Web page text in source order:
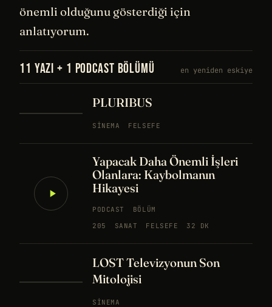
önemli olduğunu gösterdiği için
anlatıyorum.
11 YAZI + 1 PODCAST BÖLÜMÜ en yeniden eskiye
PLURIBUS
SINEMA FELSEFE
Yapacak Daha Önemli İşleri
Olanlara: Kaybolmanın
Hikayesi
PODCAST
BÖLÜM
205
SANAT FELSEFE 32 DK
LOST Televizyonun Son
Mitolojisi
SINEMA